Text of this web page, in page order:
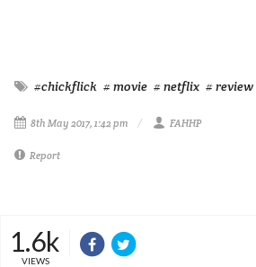
#chickflick # movie # netflix # review
8th May 2017, 1:42 pm FAHHP
Report
1.6k
VIEWS